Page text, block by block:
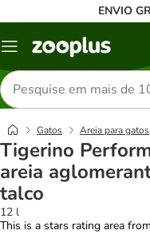
ENVIO
Menu
Pesquisar
produtos
Gatos Areia para gatos
Tigerino
areia
talco
12 l
This is a stars rating area